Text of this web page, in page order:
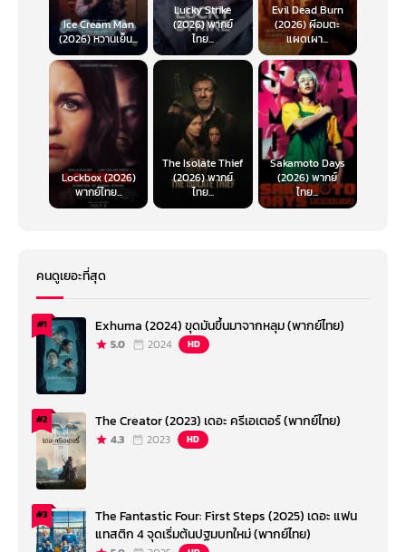
Ice Cream Man
(2026) หวานเย็น...
Lucky Strike
(2026) พากย์
ไทย...
Evil Dead Burn
(2026) ผีอมตะ
แผดเผา...
Lockbox (2026)
พากย์ไทย...
The Isolate Thief
(2026) พากย์
ไทย...
Sakamoto Days
(2026) พากย์
ไทย...
คนดูเยอะที่สุด
#1 Exhuma (2024) ขุดมันขึ้นมาจากหลุม (พากย์ไทย)
5.0 2024 HD
#2 The Creator (2023) เดอะ ครีเอเตอร์ (พากย์ไทย)
4.3 2023 HD
#3
The Fantastic Four: First Steps (2025) เดอะ แฟน
แทสติก 4 จุดเริ่มต้นปฐมบทใหม่ (พากย์ไทย)